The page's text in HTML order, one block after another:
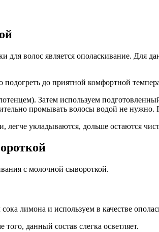
волос является ополаскивание. Для
подогреть до приятной комфортной
Затем используем
промывать волосы водой не нужно.
укладываются, дольше остаются
с молочной сывороткой.
лимона и используем в качестве
данный состав слегка осветляет.